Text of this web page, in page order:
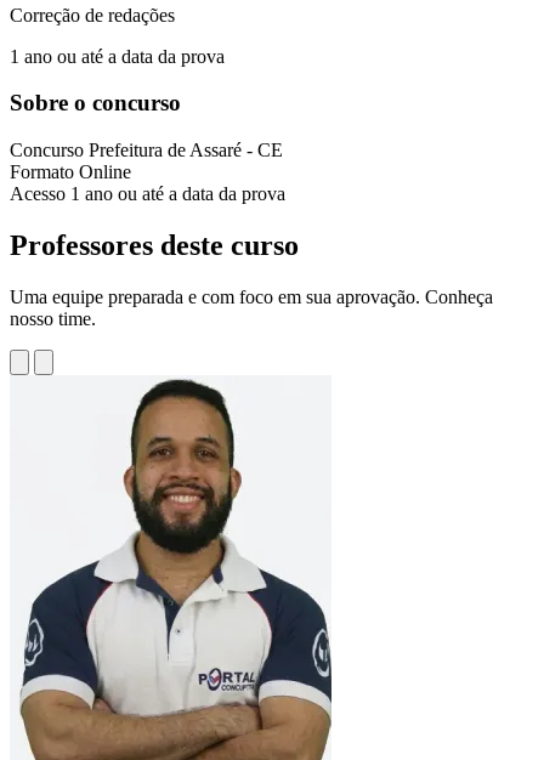
Correção de redações
1 ano ou até a data da prova
Sobre o concurso
Concurso Prefeitura de Assaré - CE
Formato Online
Acesso 1 ano ou até a data da prova
Professores deste curso
Uma equipe preparada e com foco em sua aprovação. Conheça
nosso time.